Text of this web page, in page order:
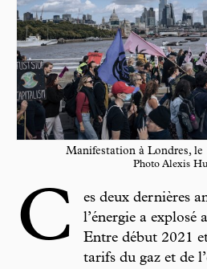
Manifestation à Londres, le
Photo Alexis
C
es deux dernières
l’énergie a
Entre début 2021
tarifs du gaz et de